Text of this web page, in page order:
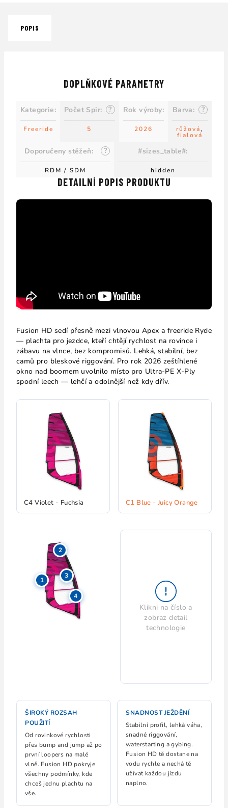
POPIS
DETAILNÍ POPIS PRODUKTU
Fusion HD sedí přesně mezi vlnovou Apex a freeride Ryde
— plachta pro jezdce, kteří chtějí rychlost na rovince i
zábavu na vlnce, bez kompromisů. Lehká, stabilní, bez
camů pro bleskové riggování. Pro rok 2026 zeštíhlené
okno nad boomem uvolnilo místo pro Ultra-PE X-Ply
spodní leech — lehčí a odolnější než kdy dřív.
C4 Violet - Fuchsia C1 Blue - Juicy Orange
1
2
3
4
Klikni na číslo a
zobraz detail
technologie
ŠIROKÝ ROZSAH
POUŽITÍ
Od rovinkové rychlosti
přes bump and jump až po
první loopers na malé
vlně. Fusion HD pokryje
všechny podmínky, kde
chceš jednu plachtu na
vše.
SNADNOST JEŽDĚNÍ
Stabilní profil, lehká váha,
snadné riggování,
waterstarting a gybing.
Fusion HD tě dostane na
vodu rychle a nechá tě
užívat každou jízdu
naplno.
DOPLŇKOVÉ PARAMETRY
Kategorie:
Freeride
?
Počet Spir:
5
Rok výroby:
2026
?
Barva:
růžová,
fialová
?
Doporučeny stěžeň:
RDM / SDM
#sizes_table#:
hidden